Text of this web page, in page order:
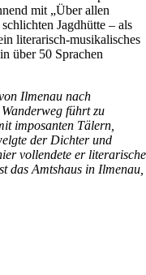
mit „Über allen
Jagdhütte – als
literarisch-musikalisches
über 50 Sprachen
Ilmenau nach
führt zu
imposanten Tälern,
der Dichter und
vollendete er literarische
das Amtshaus in Ilmenau,